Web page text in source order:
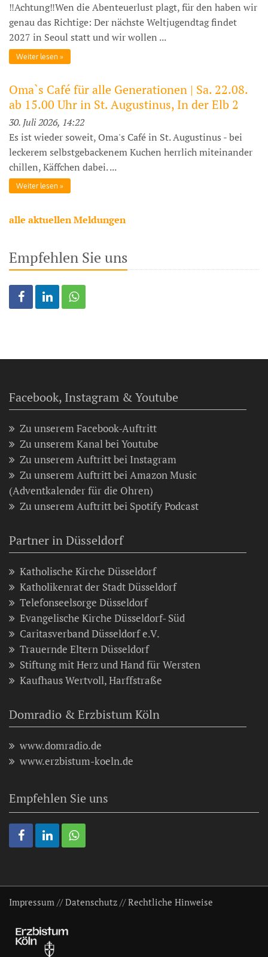
‼️Achtung‼️Wen die Abenteuerlust plagt, für den haben wir
genau das Richtige: Der nächste Weltjugendtag findet
2027 in Seoul statt und wir wollen ...
Weiter lesen
Oma`s Café für alle Generationen | Sa. 22.08.
ab 15.00 Uhr in St. Augustinus, In der Elb 2
30. Juli 2026, 14:22
Es ist wieder soweit, Oma's Café in St. Augustinus - bei
leckerem selbstgebackenem Kuchen herrlich miteinander
chillen, Käffchen dabei. ...
Weiter lesen
alle aktuellen Meldungen
Empfehlen Sie uns
Facebook, Instagram & Youtube
Zu unserem Facebook-Auftritt
Zu unserem Kanal bei Youtube
Zu unserem Auftritt bei Instagram
Zu unserem Auftritt bei Amazon Music
(Adventkalender für die Ohren)
Zu unserem Auftritt bei Spotify Podcast
Partner in Düsseldorf
Katholische Kirche Düsseldorf
Katholikenrat der Stadt Düsseldorf
Telefonseelsorge Düsseldorf
Evangelische Kirche Düsseldorf- Süd
Caritasverband Düsseldorf e.V.
Trauernde Eltern Düsseldorf
Stiftung mit Herz und Hand für Wersten
Kaufhaus Wertvoll, Harffstraße
Domradio & Erzbistum Köln
www.domradio.de
www.erzbistum-koeln.de
Empfehlen Sie uns
Impressum //Datenschutz //Rechtliche Hinweise